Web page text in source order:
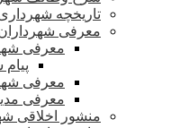
تاریخچه
معرفی
معرفی
پیام
معرفی
معرفی
منشور اخلاقی